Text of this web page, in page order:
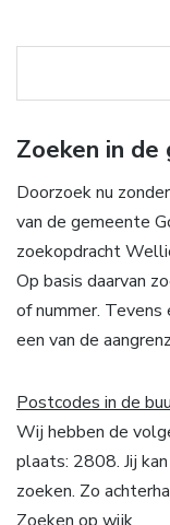
Zoeken in
Doorzoek nu
van de gemeente
zoekopdracht
Op basis daarvan
of nummer.
een van de
Postcodes in de
Wij hebben de
plaats: 2808. Jij
zoeken. Zo